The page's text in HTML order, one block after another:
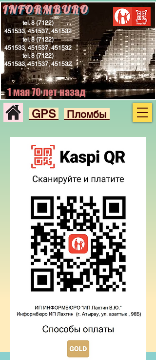
INFORMBURO
tel.8 (7122)
451533, 451537, 451532
tel.8 (7122)
451533, 451537, 451532
tel.8 (7122)
451533, 451537, 451532
GPS Пломбы
1 мая 70 лет назад